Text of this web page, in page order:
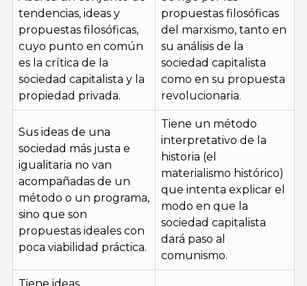
tendencias, ideas y
propuestas filosóficas,
cuyo punto en común
es la crítica de la
sociedad capitalista y la
propiedad privada.
propuestas filosóficas
del marxismo, tanto en
su análisis de la
sociedad capitalista
como en su propuesta
revolucionaria.
Sus ideas de una
sociedad más justa e
igualitaria no van
acompañadas de un
método o un programa,
sino que son
propuestas ideales con
poca viabilidad práctica.
Tiene un método
interpretativo de la
historia (el
materialismo histórico)
que intenta explicar el
modo en que la
sociedad capitalista
dará paso al
comunismo.
Tiene ideas